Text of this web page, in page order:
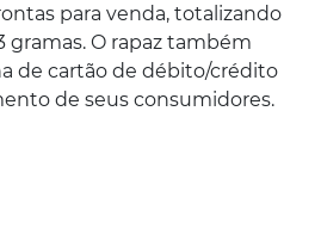
para venda, totalizando
O rapaz também
de cartão de débito/crédito
de seus consumidores.